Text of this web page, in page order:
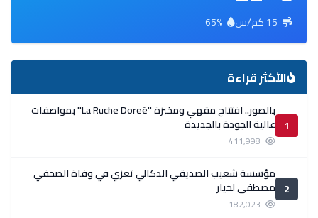
الأكثر قراءة
1
بالصور.. افتتاح مقهي ومخبزة ''La Ruche Doreé'' بمواصفات
عالية الجودة بالجديدة
2
مؤسسة شعيب الصديقي الدكالي تعزي في وفاة الصحفي
مصطفى لخيار